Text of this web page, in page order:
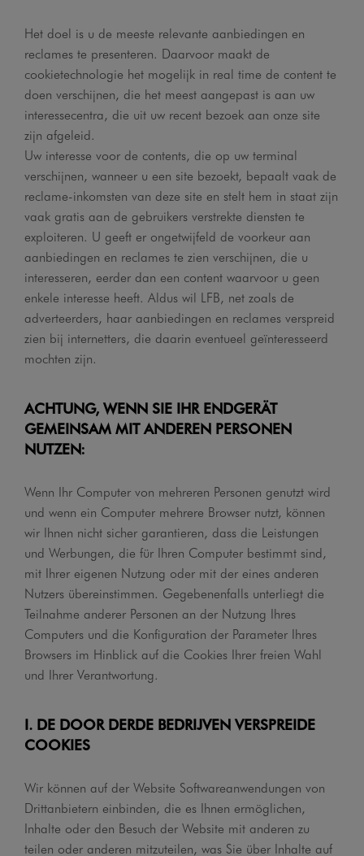
Het doel is u de meeste relevante aanbiedingen en
reclames te presenteren. Daarvoor maakt de
cookietechnologie het mogelijk in real time de content te
doen verschijnen, die het meest aangepast is aan uw
interessecentra, die uit uw recent bezoek aan onze site
zijn afgeleid.
Uw interesse voor de contents, die op uw terminal
verschijnen, wanneer u een site bezoekt, bepaalt vaak de
reclame-inkomsten van deze site en stelt hem in staat zijn
vaak gratis aan de gebruikers verstrekte diensten te
exploiteren. U geeft er ongetwijfeld de voorkeur aan
aanbiedingen en reclames te zien verschijnen, die u
interesseren, eerder dan een content waarvoor u geen
enkele interesse heeft. Aldus wil LFB, net zoals de
adverteerders, haar aanbiedingen en reclames verspreid
zien bij internetters, die daarin eventueel geïnteresseerd
mochten zijn.
ACHTUNG, WENN SIE IHR ENDGERÄT
GEMEINSAM MIT ANDEREN PERSONEN
NUTZEN:
Wenn Ihr Computer von mehreren Personen genutzt wird
und wenn ein Computer mehrere Browser nutzt, können
wir Ihnen nicht sicher garantieren, dass die Leistungen
und Werbungen, die für Ihren Computer bestimmt sind,
mit Ihrer eigenen Nutzung oder mit der eines anderen
Nutzers übereinstimmen. Gegebenenfalls unterliegt die
Teilnahme anderer Personen an der Nutzung Ihres
Computers und die Konfiguration der Parameter Ihres
Browsers im Hinblick auf die Cookies Ihrer freien Wahl
und Ihrer Verantwortung.
I. DE DOOR DERDE BEDRIJVEN VERSPREIDE
COOKIES
Wir können auf der Website Softwareanwendungen von
Drittanbietern einbinden, die es Ihnen ermöglichen,
Inhalte oder den Besuch der Website mit anderen zu
teilen oder anderen mitzuteilen, was Sie über Inhalte auf